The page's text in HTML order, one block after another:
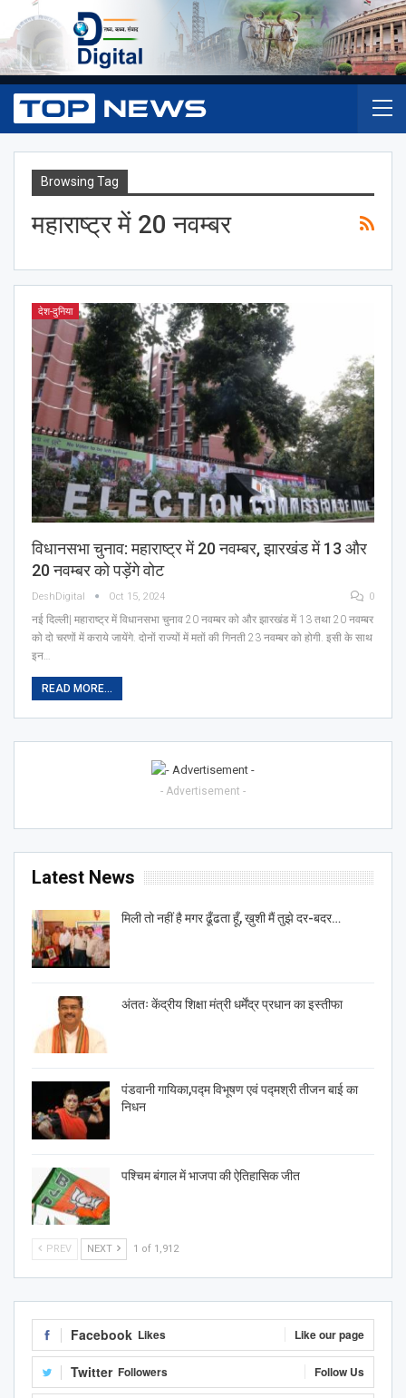
Browsing Tag
महाराष्ट्र में 20 नवम्बर
देश-दुनिया
विधानसभा चुनाव: महाराष्ट्र में 20 नवम्बर, झारखंड में 13 और
20 नवम्बर को पड़ेंगे वोट
DeshDigital Oct 15, 2024 0
नई दिल्ली| महाराष्ट्र में विधानसभा चुनाव 20 नवम्बर को और झारखंड में 13 तथा 20 नवम्बर
को दो चरणों में कराये जायेंगे. दोनों राज्यों में मतों की गिनती 23 नवम्बर को होगी. इसी के साथ
इन…
READ MORE...
- Advertisement -
Latest News
मिली तो नहीं है मगर ढूँढता हूँ, ख़ुशी मैं तुझे दर-बदर…
अंततः केंद्रीय शिक्षा मंत्री धर्मेंद्र प्रधान का इस्तीफा
पंडवानी गायिका,पद्म विभूषण एवं पद्मश्री तीजन बाई का
निधन
पश्चिम बंगाल में भाजपा की ऐतिहासिक जीत
PREV NEXT 1 of 1,912
Facebook Likes Like our page
Twitter Followers Follow Us